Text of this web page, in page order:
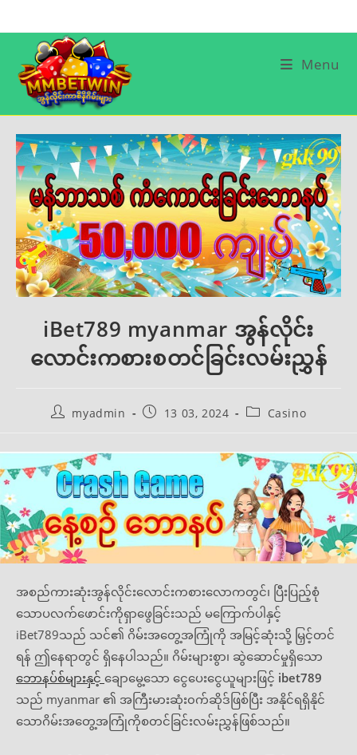
to
content
Menu
iBet789 myanmar အွန်လိုင်း
လောင်းကစားစတင်ခြင်းလမ်းညွှန်
Postmyadmin
Post13 03, 2024
PostCasino
အစည်ကားဆုံးအွန်လိုင်းလောင်းကစားလောကတွင်၊ ပြီးပြည့်စုံ
သောပလက်ဖောင်းကိုရှာဖွေခြင်းသည် မကြောက်ပါနှင့်
iBet789သည် သင်၏ ဂိမ်းအတွေ့အကြုံကို အမြင့်ဆုံးသို့ မြှင့်တင်
ရန် ဤနေရာတွင် ရှိနေပါသည်။ ဂိမ်းများစွာ၊ ဆွဲဆောင်မှုရှိသော
ဘောနပ်စ်များနှင့် ချောမွေ့သော ငွေပေးငွေယူများဖြင့် ibet789
သည် myanmar ၏ အကြီးမားဆုံး၀က်ဆိုဒ်ဖြစ်ပြီး အနိုင်ရရှိနိုင်
သောဂိမ်းအတွေ့အကြုံကိုစတင်ခြင်းလမ်းညွှန်ဖြစ်သည်။